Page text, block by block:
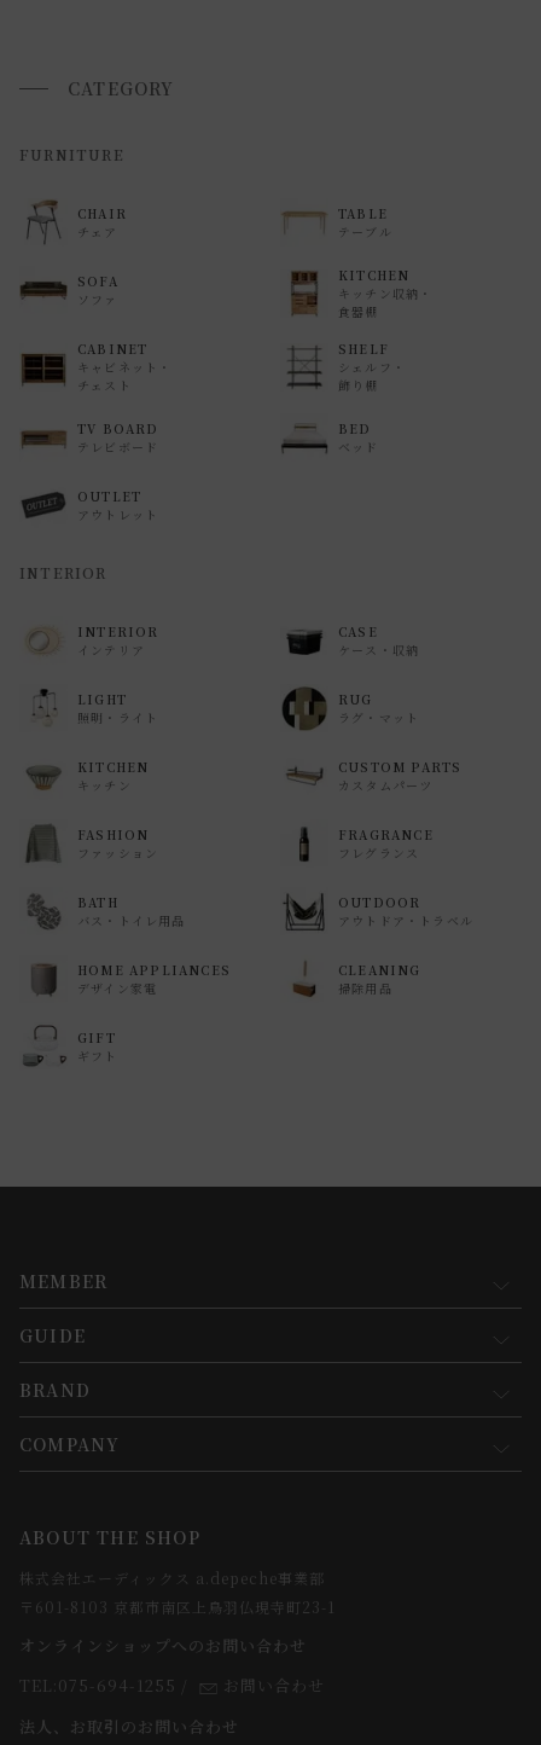
返品等の詳細は「
CATEGORY
FURNITURE
CHAIR
チェア
TABLE
テーブル
SOFA
ソファ
KITCHEN
キッチン収納・
食器棚
CABINET
キャビネット・
チェスト
SHELF
シェルフ・
飾り棚
TV BOARD
テレビボード
BED
ベッド
OUTLET
アウトレット
INTERIOR
INTERIOR
インテリア
CASE
ケース・収納
LIGHT
照明・ライト
RUG
ラグ・マット
KITCHEN
キッチン
CUSTOM PARTS
カスタムパーツ
FASHION
ファッション
FRAGRANCE
フレグランス
BATH
バス・トイレ用品
OUTDOOR
アウトドア・トラベル
HOME APPLIANCES
デザイン家電
CLEANING
掃除用品
GIFT
ギフト
MEMBER
マイページ
新規会員登録
会員規約について
GUIDE
お買い物ガイド
会員登録について
お支払方法について
お届けについて
よくあるご質問
BRAND
コンセプト
webカタログ
COMPANY
求人情報
法人のお客様
スタッフ
ABOUT THE SHOP
株式会社エーディックス a.depeche事業部
〒601-8103 京都市南区上鳥羽仏現寺町23-1
オンラインショップへのお問い合わせ
TEL:075-694-1255
お問い合わせ
法人、お取引のお問い合わせ